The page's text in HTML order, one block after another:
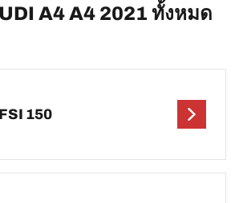
A4 A4 2021 ทั้งหมด
150